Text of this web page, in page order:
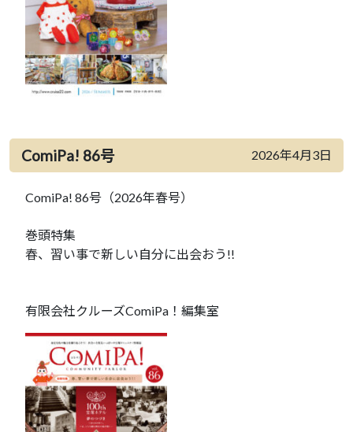
ComiPa! 86号 2026年4月3日
ComiPa! 86号（2026年春号）
巻頭特集
春、習い事で新しい自分に出会おう!!
有限会社クルーズComiPa！編集室